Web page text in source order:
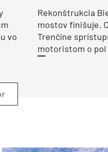
vo
Rekonštrukcia
mostov finišuje.
Trenčíne
motoristom o pol